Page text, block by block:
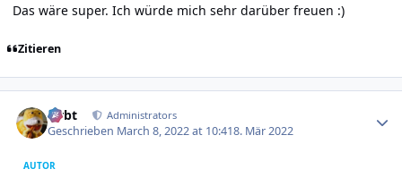
Das wäre super. Ich würde mich sehr darüber freuen :)
Zitieren
rtrbt Administrators
Geschrieben March 8, 2022 at 10:418. Mär 2022
AUTOR